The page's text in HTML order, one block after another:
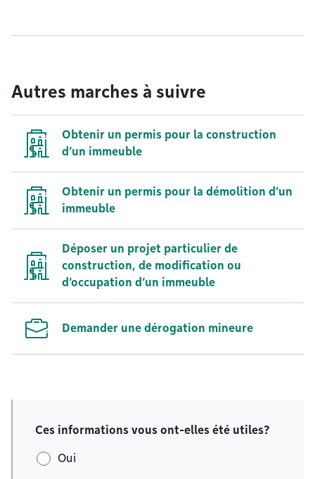
Autres marches à suivre
Obtenir un permis pour la construction
d’un immeuble
Obtenir un permis pour la démolition d’un
immeuble
Déposer un projet particulier de
construction, de modification ou
d’occupation d’un immeuble
Demander une dérogation mineure
Ces informations vous ont-elles été utiles?
Oui